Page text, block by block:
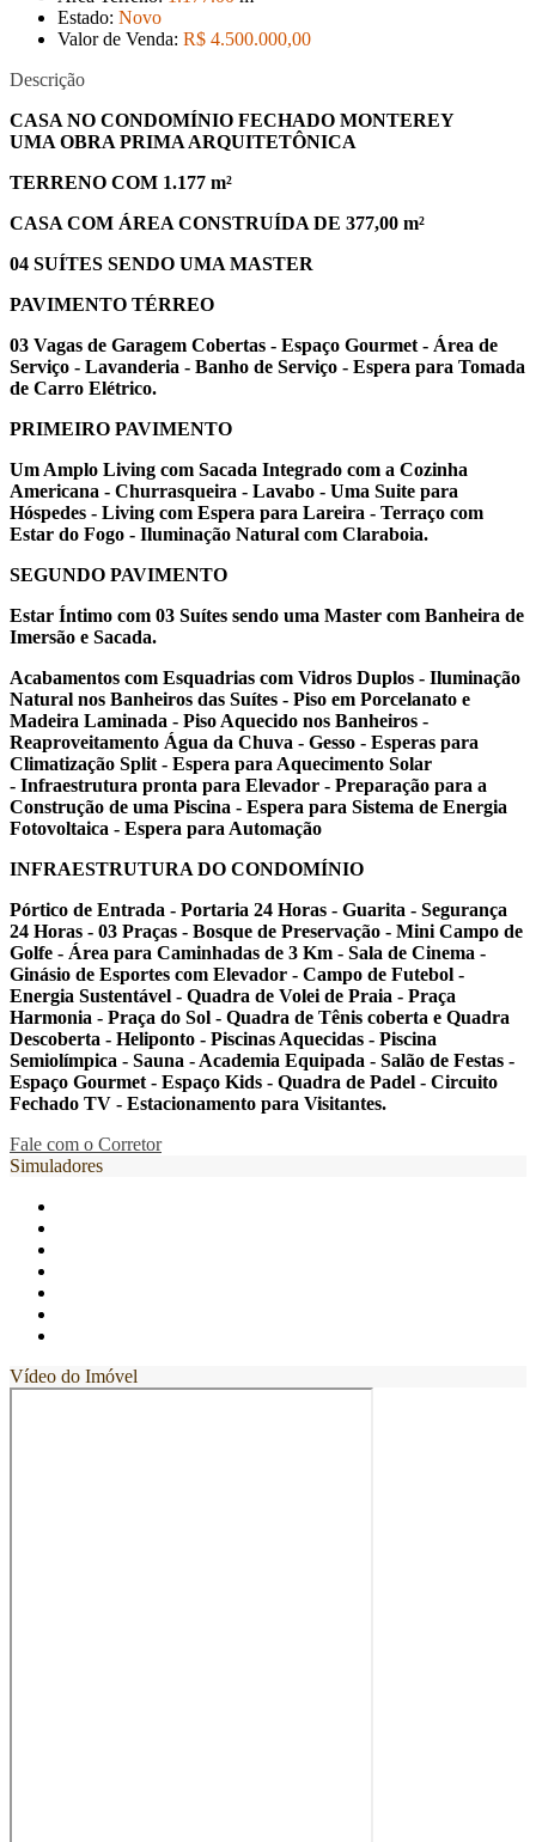
Estado: Novo
Valor de Venda: R$ 4.500.000,00
Descrição
CASA NO CONDOMÍNIO FECHADO MONTEREY
UMA OBRA PRIMA ARQUITETÔNICA
TERRENO COM 1.177 m²
CASA COM ÁREA CONSTRUÍDA DE 377,00 m²
04 SUÍTES SENDO UMA MASTER
PAVIMENTO TÉRREO
03 Vagas de Garagem Cobertas - Espaço Gourmet - Área de
Serviço - Lavanderia - Banho de Serviço - Espera para Tomada
de Carro Elétrico.
PRIMEIRO PAVIMENTO
Um Amplo Living com Sacada Integrado com a Cozinha
Americana - Churrasqueira - Lavabo - Uma Suite para
Hóspedes - Living com Espera para Lareira - Terraço com
Estar do Fogo - Iluminação Natural com Claraboia.
SEGUNDO PAVIMENTO
Estar Íntimo com 03 Suítes sendo uma Master com Banheira de
Imersão e Sacada.
Acabamentos com Esquadrias com Vidros Duplos - Iluminação
Natural nos Banheiros das Suítes - Piso em Porcelanato e
Madeira Laminada - Piso Aquecido nos Banheiros -
Reaproveitamento Água da Chuva - Gesso - Esperas para
Climatização Split - Espera para Aquecimento Solar
- Infraestrutura pronta para Elevador - Preparação para a
Construção de uma Piscina - Espera para Sistema de Energia
Fotovoltaica - Espera para Automação
INFRAESTRUTURA DO CONDOMÍNIO
Pórtico de Entrada - Portaria 24 Horas - Guarita - Segurança
24 Horas - 03 Praças - Bosque de Preservação - Mini Campo de
Golfe - Área para Caminhadas de 3 Km - Sala de Cinema -
Ginásio de Esportes com Elevador - Campo de Futebol -
Energia Sustentável - Quadra de Volei de Praia - Praça
Harmonia - Praça do Sol - Quadra de Tênis coberta e Quadra
Descoberta - Heliponto - Piscinas Aquecidas - Piscina
Semiolímpica - Sauna - Academia Equipada - Salão de Festas -
Espaço Gourmet - Espaço Kids - Quadra de Padel - Circuito
Fechado TV - Estacionamento para Visitantes.
Fale com o Corretor
Simuladores
Vídeo do Imóvel